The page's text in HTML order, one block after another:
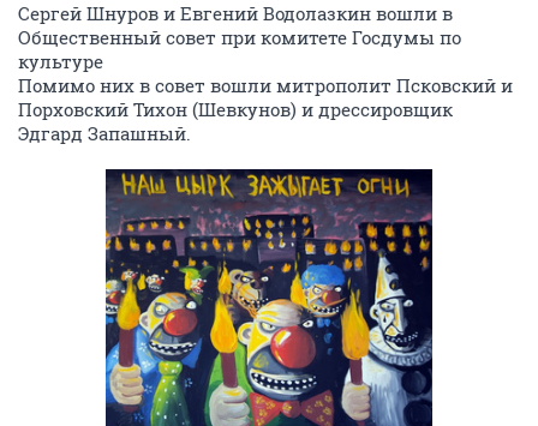
Сергей Шнуров и Евгений Водолазкин вошли в
Общественный совет при комитете Госдумы по
культуре
Помимо них в совет вошли митрополит Псковский и
Порховский Тихон (Шевкунов) и дрессировщик
Эдгард Запашный.